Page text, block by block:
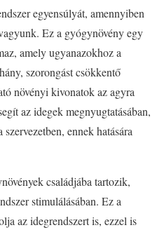
egyensúlyát, amennyiben
Ez a gyógynövény egy
amely ugyanazokhoz a
szorongást csökkentő
növényi kivonatok az agyra
az idegek megnyugtatásában,
ennek hatására
családjába tartozik,
stimulálásában. Ez a
az idegrendszert is, ezzel is